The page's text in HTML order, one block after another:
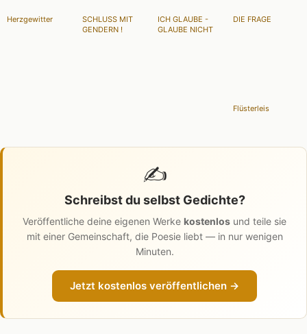
Herzgewitter
SCHLUSS MIT
GENDERN !
ICH GLAUBE -
GLAUBE NICHT
DIE FRAGE
Flüsterleis
✍️
Schreibst du selbst Gedichte?
Veröffentliche deine eigenen Werke kostenlos und teile sie
mit einer Gemeinschaft, die Poesie liebt — in nur wenigen
Minuten.
Jetzt kostenlos veröffentlichen →